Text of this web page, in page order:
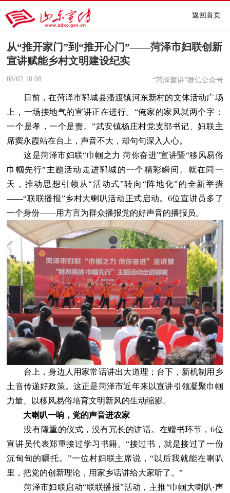
返回首页
从“推开家门”到“推开心门”——菏泽市妇联创新
宣讲赋能乡村文明建设纪实
06/02 10:08 “菏泽宣讲”微信公众号
日前，在菏泽市郓城县潘渡镇河东新村的文体活动广场
上，一场接地气的宣讲正在进行。“俺家的家风就两个字：
一个是孝，一个是责。”武安镇杨庄村党支部书记、妇联主
席窦永霞站在台上，声音不大，却句句深入人心。
这是菏泽市妇联“巾帼之力 菏你奋进”宣讲暨“移风易俗
巾帼先行”主题活动走进郓城的一个精彩瞬间。就在同一
天，推动思想引领从“活动式”转向“阵地化”的全新举措
——“联联播报”乡村大喇叭活动正式启动。6位宣讲员多了
一个身份——用方言为群众播报党的好声音的播报员。
台上，身边人用家常话讲出大道理；台下，新机制用乡
土音传递好政策。这正是菏泽市近年来以宣讲引领凝聚巾帼
力量、以移风易俗培育文明新风的生动缩影。
大喇叭一响，党的声音进农家
没有隆重的仪式，没有冗长的讲话。在赠书环节，6位
宣讲员代表郑重接过学习书籍。“接过书，就是接过了一份
沉甸甸的嘱托。”一位村妇联主席说，“以后我就能在喇叭
里，把党的创新理论，用家乡话讲给大家听了。”
菏泽市妇联启动“联联播报”活动，主推“巾帼大喇叭·声